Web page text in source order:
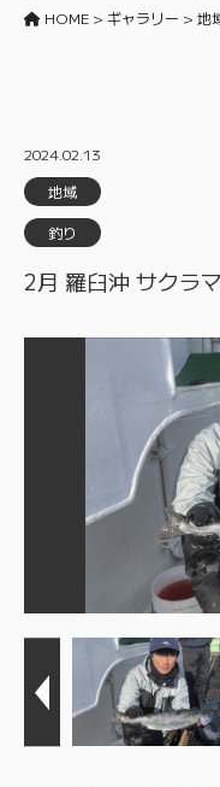
HOME > ギャラリー > 地
2024.02.13
地域
釣り
2月 羅臼沖 サクラ